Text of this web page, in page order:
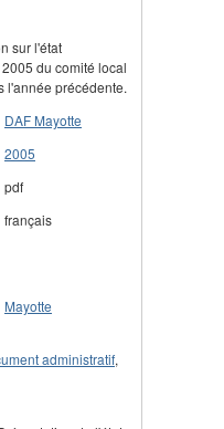
sur l'état
du comité local
l'année précédente.
DAF Mayotte
2005
pdf
français
Mayotte
administratif,